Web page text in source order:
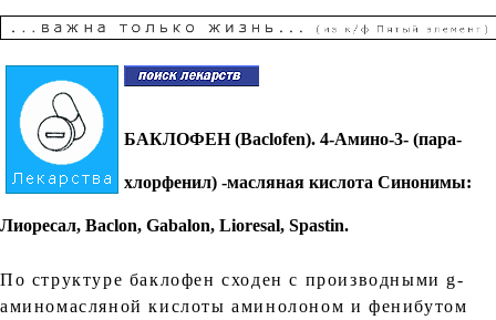
БАКЛОФЕН (Baclofen). 4-Амино-3- (пара-
хлорфенил) -масляная кислота Синонимы:
Лиоресал, Baclon, Gabalon, Lioresal, Spastin.
По структуре баклофен сходен с производными g-
аминомасляной кислоты аминолоном и фенибутом